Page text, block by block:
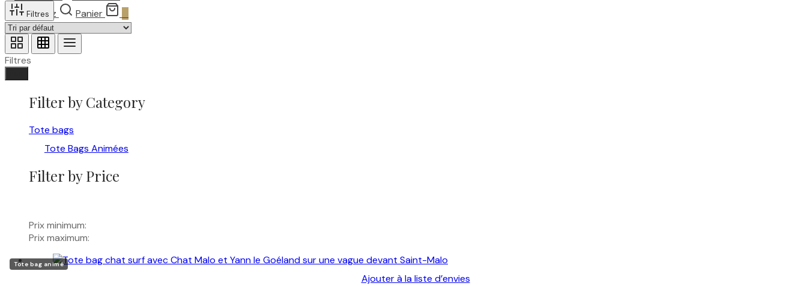
Recherchez Panier
Filtres
Filtres
Filter by Category
Tote bags
Tote Bags Animées
Filter by Price
Prix minimum:
Prix maximum:
Tote bag animé
Ajouter à la liste d’envies